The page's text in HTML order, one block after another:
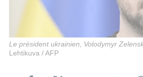
Le président ukrainien, Volodymyr
Lehtikuva / AFP